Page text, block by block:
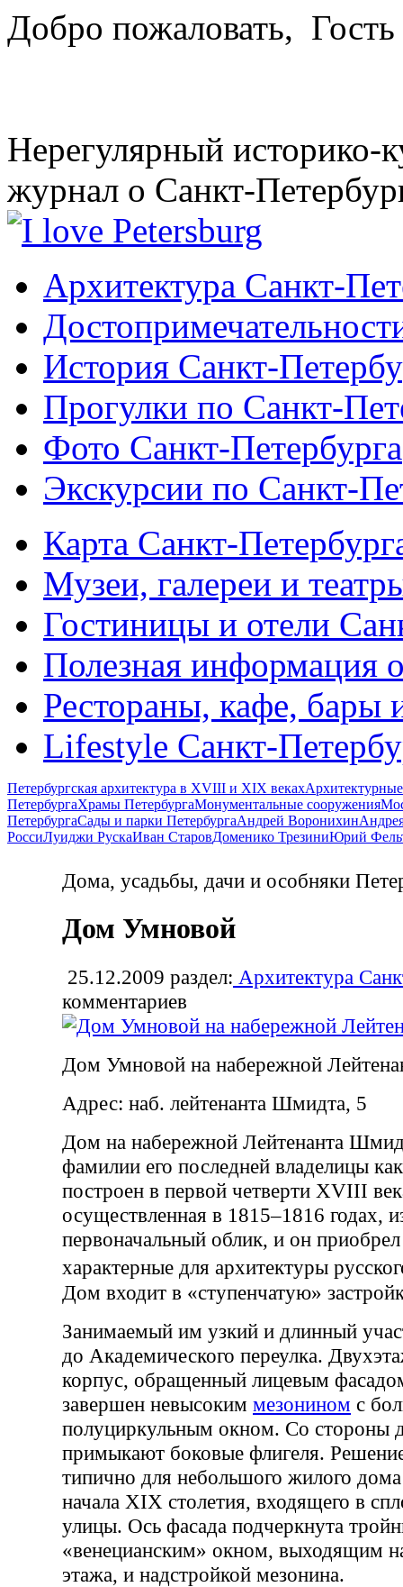
Добро пожаловать, Гость
Нерегулярный историко-
журнал о Санкт-
Архитектура Санкт-
История Санкт-
Прогулки по Санкт-
Фото Санкт-Петербурга
Экскурсии по Санкт-
Карта Санкт-
Музеи, галереи и
Гостиницы и отели
Полезная информация
Рестораны, кафе, бары
Lifestyle Санкт-
Петербургская архитектура в XVIII и XIX веках
ПетербургаХрамы ПетербургаМонументальные сооружения
ПетербургаСады и парки ПетербургаАндрей Воронихин
РоссиЛуиджи РускаИван СтаровДоменико ТрезиниЮрий
Дома, усадьбы, дачи и особняки
Дом Умновой
25.12.2009 раздел: Архитектура
комментариев
Дом Умновой на набережной
Адрес: наб. лейтенанта Шмидта, 5
Дом на набережной Лейтенанта
фамилии его последней владелицы
построен в первой четверти XVIII
осуществленная в 1815–1816 годах,
первоначальный облик, и он
характерные для архитектуры
Дом входит в «ступенчатую»
Занимаемый им узкий и длинный
до Академического переулка.
корпус, обращенный лицевым
завершен невысоким мезонином с
полуциркульным окном. Со стороны
примыкают боковые флигеля.
типично для небольшого жилого
начала XIX столетия, входящего в
улицы. Ось фасада подчеркнута
«венецианским» окном, выходящим
этажа, и надстройкой мезонина.